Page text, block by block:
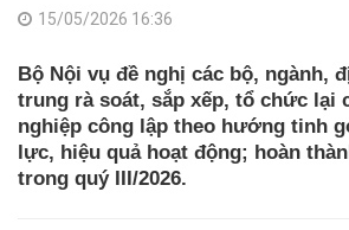
15/05/2026 16:36
Bộ Nội vụ đề nghị các bộ, ngành,
trung rà soát, sắp xếp, tổ chức lại
nghiệp công lập theo hướng tinh
lực, hiệu quả hoạt động; hoàn
trong quý III/2026.